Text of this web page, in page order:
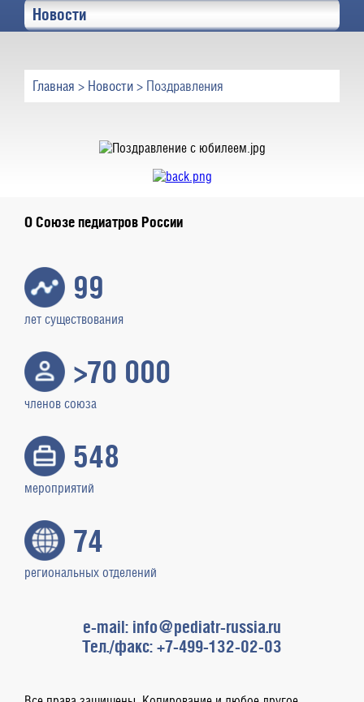
Новости
Главная > Новости > Поздравления
О Союзе педиатров России
99
лет существования
>70 000
членов союза
548
мероприятий
74
региональных отделений
e-mail: info@pediatr-russia.ru
Тел./факс: +7-499-132-02-03